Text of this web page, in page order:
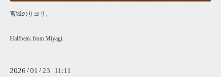
宮城のサヨリ。
Halfbeak from Miyagi.
2026 /01 / 23 11:11